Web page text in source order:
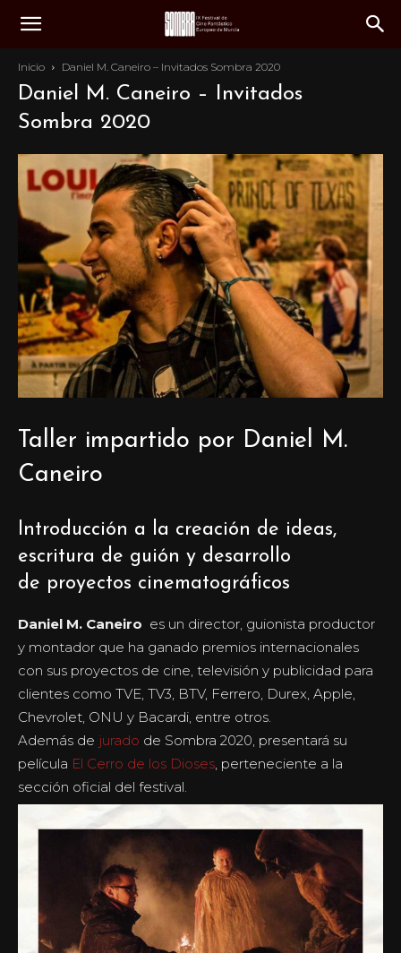
Inicio Daniel M. Caneiro – Invitados Sombra 2020
Daniel M. Caneiro – Invitados
Sombra 2020
Taller impartido por Daniel M.
Caneiro
Introducción a la creación de ideas,
escritura de guión y desarrollo
de proyectos cinematográficos
Daniel M. Caneiro es un director, guionista productor
y montador que ha ganado premios internacionales
con sus proyectos de cine, televisión y publicidad para
clientes como TVE, TV3, BTV, Ferrero, Durex, Apple,
Chevrolet, ONU y Bacardi, entre otros.
Además de jurado de Sombra 2020, presentará su
película El Cerro de los Dioses, perteneciente a la
sección oficial del festival.